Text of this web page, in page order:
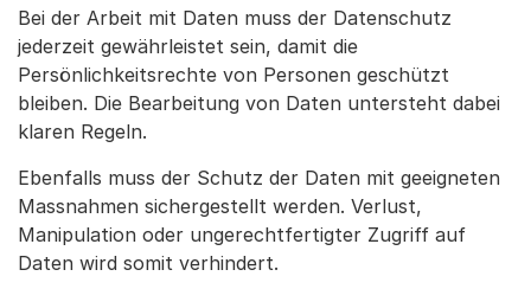
Bei der Arbeit mit Daten muss der Datenschutz
jederzeit gewährleistet sein, damit die
Persönlichkeitsrechte von Personen geschützt
bleiben. Die Bearbeitung von Daten untersteht dabei
klaren Regeln.
Ebenfalls muss der Schutz der Daten mit geeigneten
Massnahmen sichergestellt werden. Verlust,
Manipulation oder ungerechtfertigter Zugriff auf
Daten wird somit verhindert.